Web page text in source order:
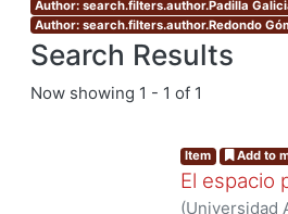
Author: search.filters.author.Padilla
Author: search.filters.author.Redondo
Search Results
Now showing 1 - 1 of 1
Item Add to
El espacio
(Universidad